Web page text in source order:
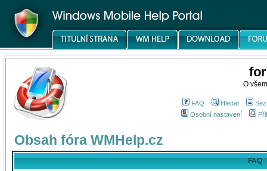
O
FAQ Hledat
Osobní nastavení
Obsah fóra WMHelp.cz
FAQ